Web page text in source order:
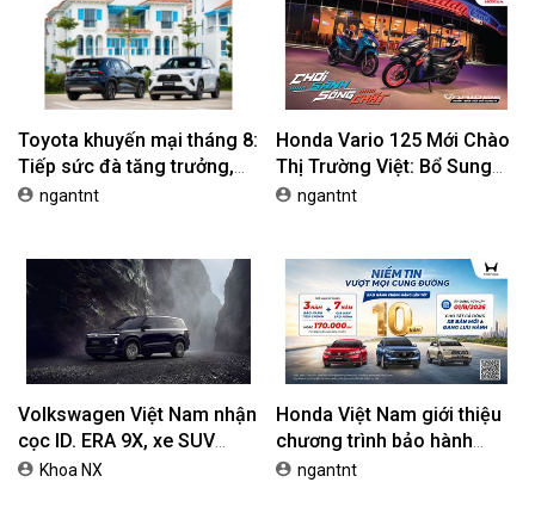
Toyota khuyến mại tháng 8:
Tiếp sức đà tăng trưởng,
tối ưu chi phí mua xe
ngantnt
Honda Vario 125 Mới Chào
Thị Trường Việt: Bổ Sung
Phiên Bản Street, Giá Từ
ngantnt
Volkswagen Việt Nam nhận
cọc ID. ERA 9X, xe SUV
EREV dự kiến giá dưới 3 tỷ
Khoa NX
Honda Việt Nam giới thiệu
chương trình bảo hành
chính hãng lên tới 10 năm
ngantnt